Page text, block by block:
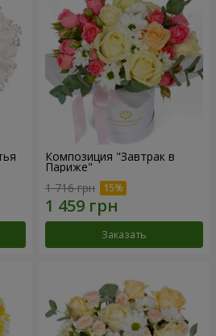
Композиция "Завтрак в
Париже"
1 716 грн
Заказать